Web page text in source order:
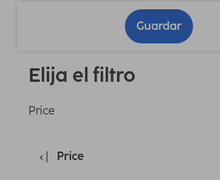
Guardar
Elija el filtro
Price
Price